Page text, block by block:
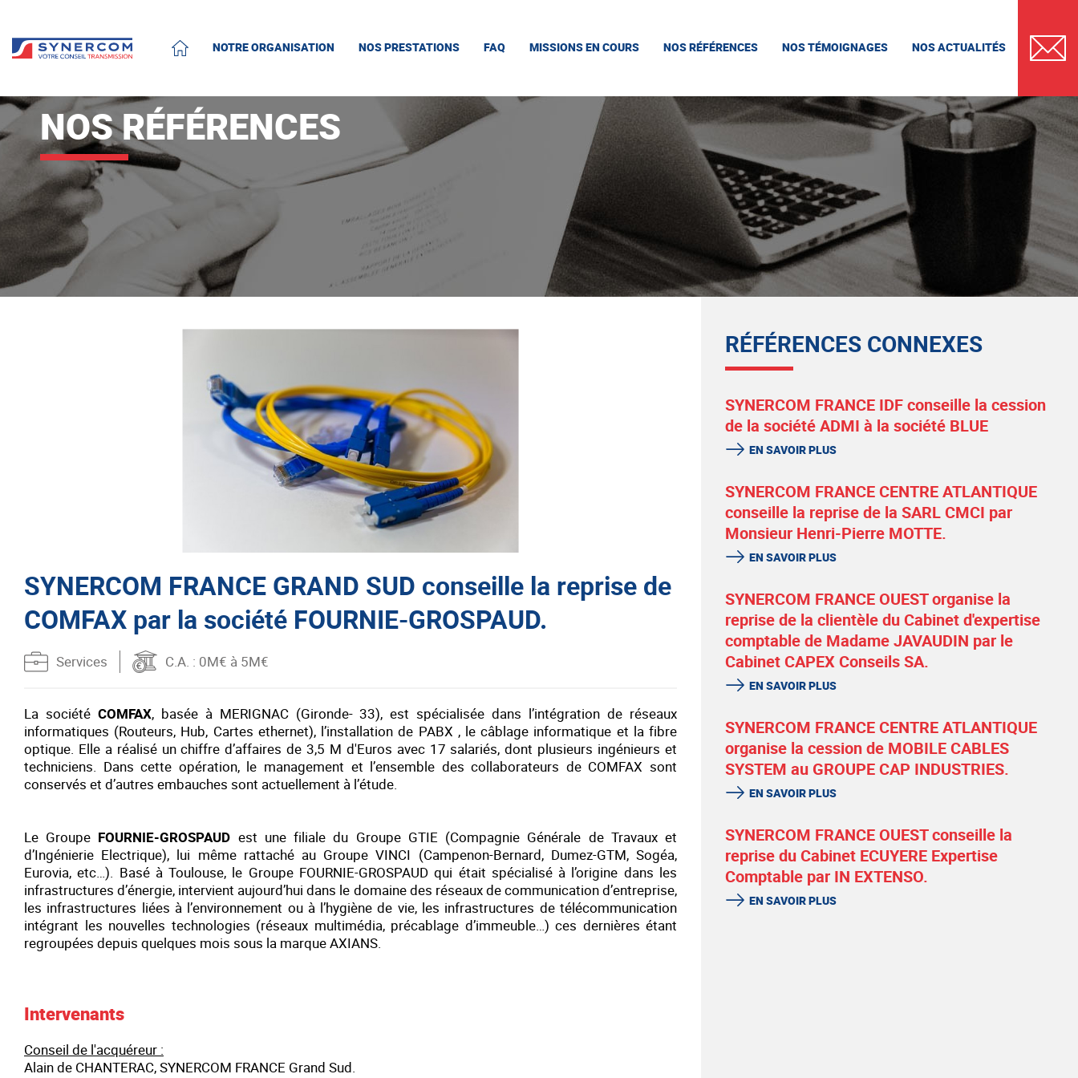
ACCUEIL
NOTRE ORGANISATION NOS PRESTATIONS FAQ MISSIONS EN COURS NOS RÉFÉRENCES NOS TÉMOIGNAGES NOS ACTUALITÉS
NOS RÉFÉRENCES
SYNERCOM FRANCE GRAND SUD conseille la reprise de
COMFAX par la société FOURNIE-GROSPAUD.
Services C.A. : 0M€ à 5M€
La société COMFAX, basée à MERIGNAC (Gironde- 33), est spécialisée dans l’intégration de réseaux
informatiques (Routeurs, Hub, Cartes ethernet), l’installation de PABX , le câblage informatique et la fibre
optique. Elle a réalisé un chiffre d’affaires de 3,5 M d'Euros avec 17 salariés, dont plusieurs ingénieurs et
techniciens. Dans cette opération, le management et l’ensemble des collaborateurs de COMFAX sont
conservés et d’autres embauches sont actuellement à l’étude.
Le Groupe FOURNIE-GROSPAUD est une filiale du Groupe GTIE (Compagnie Générale de Travaux et
d’Ingénierie Electrique), lui même rattaché au Groupe VINCI (Campenon-Bernard, Dumez-GTM, Sogéa,
Eurovia, etc…). Basé à Toulouse, le Groupe FOURNIE-GROSPAUD qui était spécialisé à l’origine dans les
infrastructures d’énergie, intervient aujourd’hui dans le domaine des réseaux de communication d’entreprise,
les infrastructures liées à l’environnement ou à l’hygiène de vie, les infrastructures de télécommunication
intégrant les nouvelles technologies (réseaux multimédia, précablage d’immeuble…) ces dernières étant
regroupées depuis quelques mois sous la marque AXIANS.
Intervenants
Conseil de l'acquéreur :
Alain de CHANTERAC, SYNERCOM FRANCE Grand Sud.
RÉFÉRENCES CONNEXES
SYNERCOM FRANCE IDF conseille la cession
de la société ADMI à la société BLUE
EN SAVOIR PLUS
SYNERCOM FRANCE CENTRE ATLANTIQUE
conseille la reprise de la SARL CMCI par
Monsieur Henri-Pierre MOTTE.
EN SAVOIR PLUS
SYNERCOM FRANCE OUEST organise la
reprise de la clientèle du Cabinet d'expertise
comptable de Madame JAVAUDIN par le
Cabinet CAPEX Conseils SA.
EN SAVOIR PLUS
SYNERCOM FRANCE CENTRE ATLANTIQUE
organise la cession de MOBILE CABLES
SYSTEM au GROUPE CAP INDUSTRIES.
EN SAVOIR PLUS
SYNERCOM FRANCE OUEST conseille la
reprise du Cabinet ECUYERE Expertise
Comptable par IN EXTENSO.
EN SAVOIR PLUS